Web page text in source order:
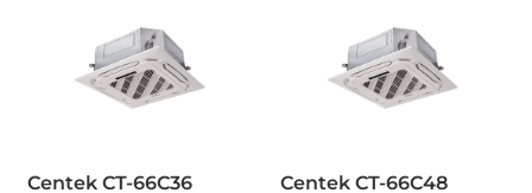
Centek CT-66C36 Centek CT-66C48